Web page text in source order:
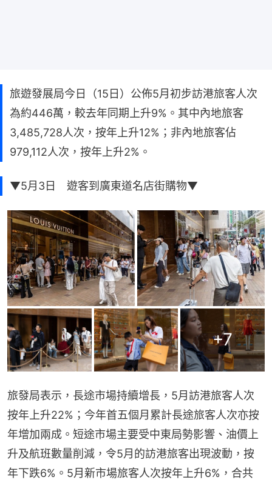
旅遊發展局今日（15日）公佈5月初步訪港旅客人次
為約446萬，較去年同期上升9%。其中內地旅客
3,485,728人次，按年上升12%；非內地旅客佔
979,112人次，按年上升2%。
▼5月3日 遊客到廣東道名店街購物▼
+7
旅發局表示，長途市場持續增長，5月訪港旅客人次
按年上升22%；今年首五個月累計長途旅客人次亦按
年增加兩成。短途市場主要受中東局勢影響、油價上
升及航班數量削減，令5月的訪港旅客出現波動，按
年下跌6%。5月新市場旅客人次按年上升6%，合共